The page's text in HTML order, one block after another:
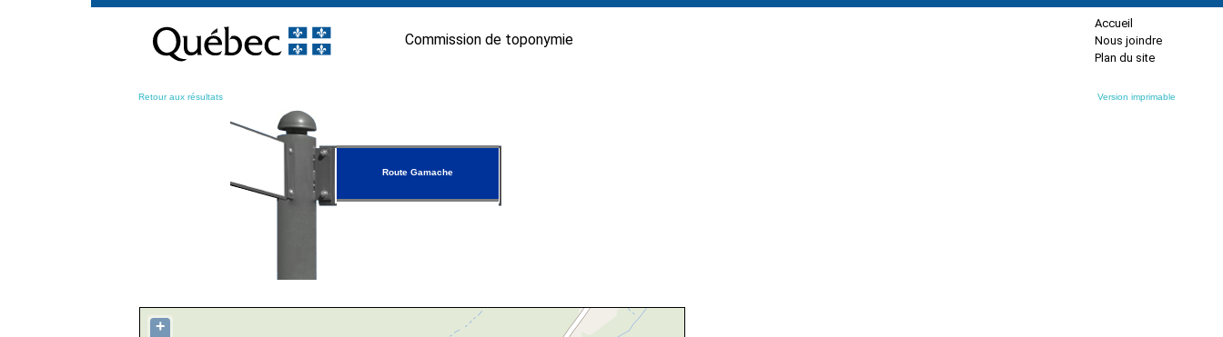
contenu
Commission de toponymie
Accueil
Nous joindre
Plan du site
Retour aux résultats Version imprimable
Route Gamache
+